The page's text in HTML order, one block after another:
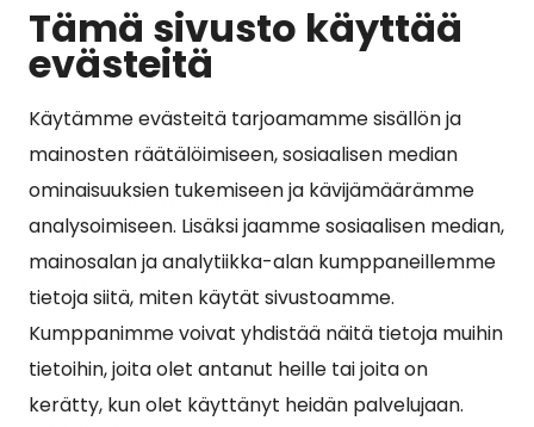
Tämä sivusto käyttää
evästeitä
Käytämme evästeitä tarjoamamme sisällön ja
mainosten räätälöimiseen, sosiaalisen median
ominaisuuksien tukemiseen ja kävijämäärämme
analysoimiseen. Lisäksi jaamme sosiaalisen median,
mainosalan ja analytiikka-alan kumppaneillemme
tietoja siitä, miten käytät sivustoamme.
Kumppanimme voivat yhdistää näitä tietoja muihin
tietoihin, joita olet antanut heille tai joita on
kerätty, kun olet käyttänyt heidän palvelujaan.
Kunta ja hallinto
Suosituimmat sivut
Esityslistat, pöytäkirjat, viranhaltijapäätökset ja
kuulutukset
Tietoa ja ohjeistusta koronavirukseen liittyen
Asiointipiste
Sähköinen asiointi